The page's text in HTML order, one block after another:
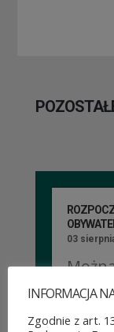
03
na
edycji
INFORMACJA
Zgodnie z art.